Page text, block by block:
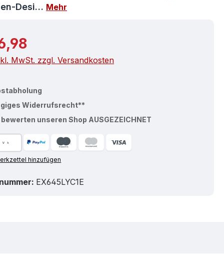
Desi… Mehr
Preis:
MwSt. zzgl. Versandkosten
Widerrufsrecht**
bewerten unseren Shop AUSGEZEICHNET
hinzufügen
EX645LYC1E